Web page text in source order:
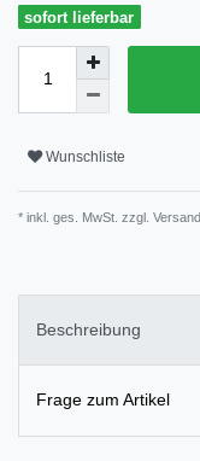
sofort lieferbar
Wunschliste
* inkl. ges. MwSt. zzgl.
Beschreibung
Frage zum Artikel